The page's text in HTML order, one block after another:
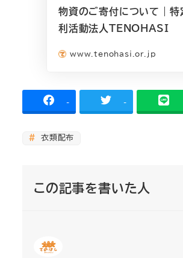
物資のご寄付について | 特
利活動法人TENOHASI
www.tenohasi.or.jp
- -
衣類配布
この記事を書いた人